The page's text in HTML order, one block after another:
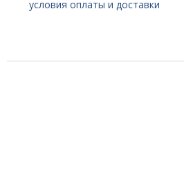
условия оплаты и доставки